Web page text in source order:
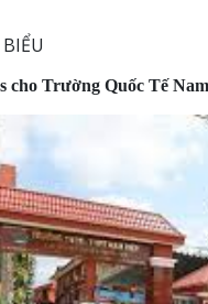
cho Trường Quốc Tế